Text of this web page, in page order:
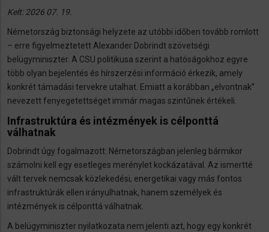
Kelt: 2026 07. 19.
Németország biztonsági helyzete az utóbbi időben tovább romlott
– erre figyelmeztetett Alexander Dobrindt szövetségi
belügyminiszter. A CSU politikusa szerint a hatóságokhoz egyre
több olyan bejelentés és hírszerzési információ érkezik, amely
konkrét támadási tervekre utalhat. Emiatt a korábban „elvontnak”
nevezett fenyegetettséget immár magas szintűnek értékeli.
Infrastruktúra és intézmények is célponttá
válhatnak
Dobrindt úgy fogalmazott: Németországban jelenleg bármikor
számolni kell egy esetleges merénylet kockázatával. Az ismertté
vált tervek nemcsak közlekedési, energetikai vagy más fontos
infrastruktúrák ellen irányulhatnak, hanem személyek és
intézmények is célponttá válhatnak.
A belügyminiszter nyilatkozata nem jelenti azt, hogy egy konkrét